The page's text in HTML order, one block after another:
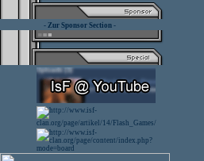
- Zur Sponsor Section -